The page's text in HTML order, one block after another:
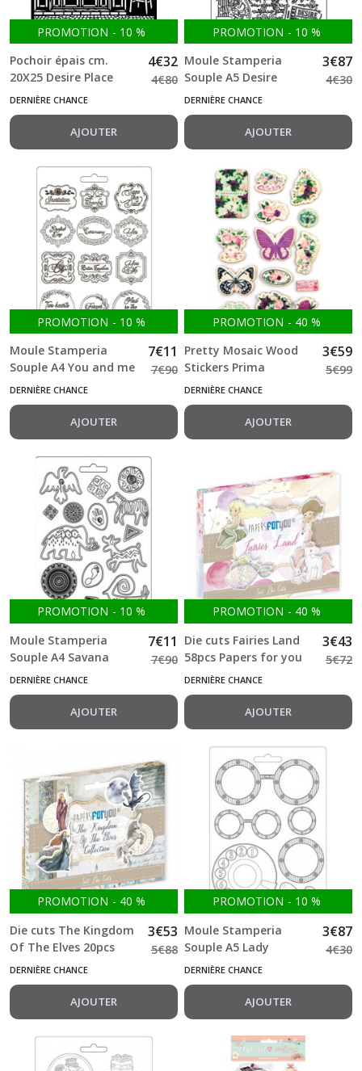
PROMOTION - 10 %
Pochoir épais cm.
20X25 Desire Place
Tango Stamperia
4€32
4€80
DERNIÈRE CHANCE
AJOUTER
PROMOTION - 10 %
Moule Stamperia
Souple A5 Desire
guitar
3€87
4€30
DERNIÈRE CHANCE
AJOUTER
PROMOTION - 10 %
Moule Stamperia
Souple A4 You and me
plates
7€11
7€90
DERNIÈRE CHANCE
AJOUTER
PROMOTION - 40 %
Pretty Mosaic Wood
Stickers Prima
Marketing
3€59
5€99
DERNIÈRE CHANCE
AJOUTER
PROMOTION - 10 %
Moule Stamperia
Souple A4 Savana
grafiti
7€11
7€90
DERNIÈRE CHANCE
AJOUTER
PROMOTION - 40 %
Die cuts Fairies Land
58pcs Papers for you
3€43
5€72
DERNIÈRE CHANCE
AJOUTER
PROMOTION - 40 %
Die cuts The Kingdom
Of The Elves 20pcs
Papers for you
3€53
5€88
DERNIÈRE CHANCE
AJOUTER
PROMOTION - 10 %
Moule Stamperia
Souple A5 Lady
Vagabond Lifestyle
3€87
4€30
DERNIÈRE CHANCE
AJOUTER